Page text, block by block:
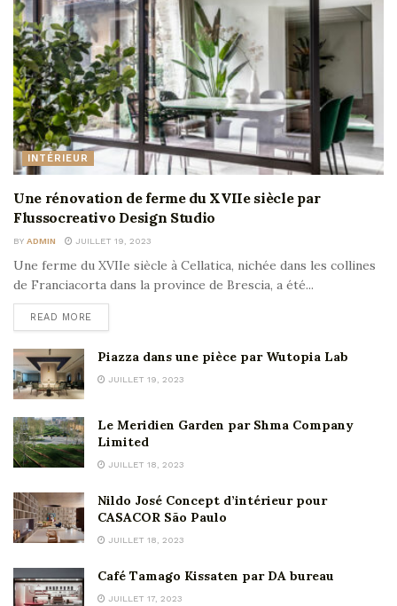
INTÉRIEUR
Une rénovation de ferme du XVIIe siècle par
Flussocreativo Design Studio
BY ADMIN JUILLET 19, 2023
Une ferme du XVIIe siècle à Cellatica, nichée dans les collines
de Franciacorta dans la province de Brescia, a été...
READ MORE
Piazza dans une pièce par Wutopia Lab
JUILLET 19, 2023
Le Meridien Garden par Shma Company
Limited
JUILLET 18, 2023
Nildo José Concept d’intérieur pour
CASACOR São Paulo
JUILLET 18, 2023
Café Tamago Kissaten par DA bureau
JUILLET 17, 2023